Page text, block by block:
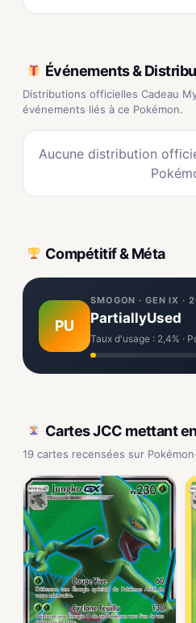
Événements &
Distributions officielles Cadeau
événements liés à ce Pokémon.
Aucune distribution
Compétitif & Méta
PU
SMOGON · GEN IX ·
PartiallyUsed
Taux d'usage : 2,4% ·
Cartes JCC mettant
19 cartes recensées sur